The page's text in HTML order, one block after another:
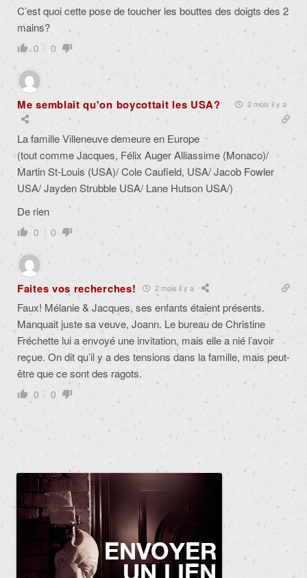
C’est quoi cette pose de toucher les bouttes des doigts des 2
mains?
0 0
Me semblait qu'on boycottait les USA? 2 mois il y a
La famille Villeneuve demeure en Europe
(tout comme Jacques, Félix Auger Alliassime (Monaco)/
Martin St-Louis (USA)/ Cole Caufield, USA/ Jacob Fowler
USA/ Jayden Strubble USA/ Lane Hutson USA/)
De rien
0 0
Faites vos recherches! 2 mois il y a
Faux! Mélanie & Jacques, ses enfants étaient présents.
Manquait juste sa veuve, Joann. Le bureau de Christine
Fréchette lui a envoyé une invitation, mais elle a nié l’avoir
reçue. On dit qu’il y a des tensions dans la famille, mais peut-
être que ce sont des ragots.
0 0